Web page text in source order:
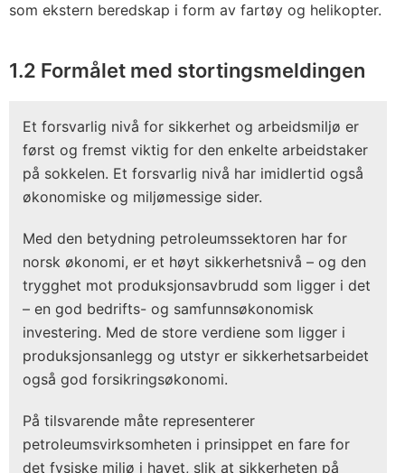
som ekstern beredskap i form av fartøy og helikopter.
1.2 Formålet med stortingsmeldingen
Et forsvarlig nivå for sikkerhet og arbeidsmiljø er
først og fremst viktig for den enkelte arbeidstaker
på sokkelen. Et forsvarlig nivå har imidlertid også
økonomiske og miljømessige sider.
Med den betydning petroleumssektoren har for
norsk økonomi, er et høyt sikkerhetsnivå – og den
trygghet mot produksjonsavbrudd som ligger i det
– en god bedrifts- og samfunnsøkonomisk
investering. Med de store verdiene som ligger i
produksjonsanlegg og utstyr er sikkerhetsarbeidet
også god forsikringsøkonomi.
På tilsvarende måte representerer
petroleumsvirksomheten i prinsippet en fare for
det fysiske miljø i havet, slik at sikkerheten på